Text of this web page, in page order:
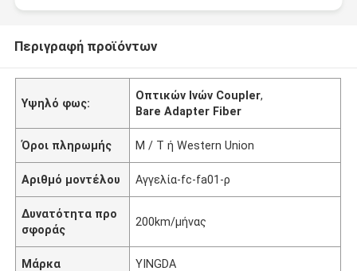
Περιγραφή προϊόντων
Υψηλό φως:
Οπτικών Ινών Coupler,
Bare Adapter Fiber
Όροι πληρωμής Μ / Τ ή Western Union
Αριθμό μοντέλου Αγγελία-fc-fa01-ρ
Δυνατότητα προ
σφοράς
200km/μήνας
Μάρκα YINGDA